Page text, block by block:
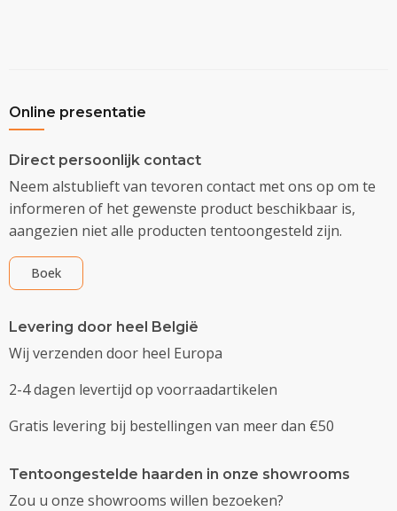
Online presentatie
Direct persoonlijk contact
Neem alstublieft van tevoren contact met ons op om te
informeren of het gewenste product beschikbaar is,
aangezien niet alle producten tentoongesteld zijn.
Boek
Levering door heel België
Wij verzenden door heel Europa
2-4 dagen levertijd op voorraadartikelen
Gratis levering bij bestellingen van meer dan €50
Tentoongestelde haarden in onze showrooms
Zou u onze showrooms willen bezoeken?